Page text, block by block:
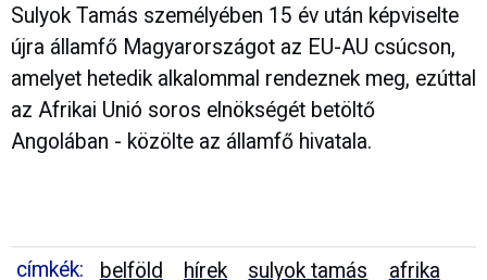
Sulyok Tamás személyében 15 év után képviselte
újra államfő Magyarországot az EU-AU csúcson,
amelyet hetedik alkalommal rendeznek meg, ezúttal
az Afrikai Unió soros elnökségét betöltő
Angolában - közölte az államfő hivatala.
címkék: belföld hírek sulyok tamás
afrika